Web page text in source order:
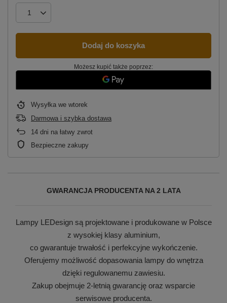
Dodaj do koszyka
Możesz kupić także poprzez:
Wysyłka we wtorek
Darmowa i szybka dostawa
14 dni na łatwy zwrot
Bezpieczne zakupy
GWARANCJA PRODUCENTA NA 2 LATA
Lampy LEDesign są projektowane i produkowane w Polsce
z wysokiej klasy aluminium,
co gwarantuje trwałość i perfekcyjne wykończenie.
Oferujemy możliwość dopasowania lampy do wnętrza
dzięki regulowanemu zawiesiu.
Zakup obejmuje 2-letnią gwarancję oraz wsparcie
serwisowe producenta.